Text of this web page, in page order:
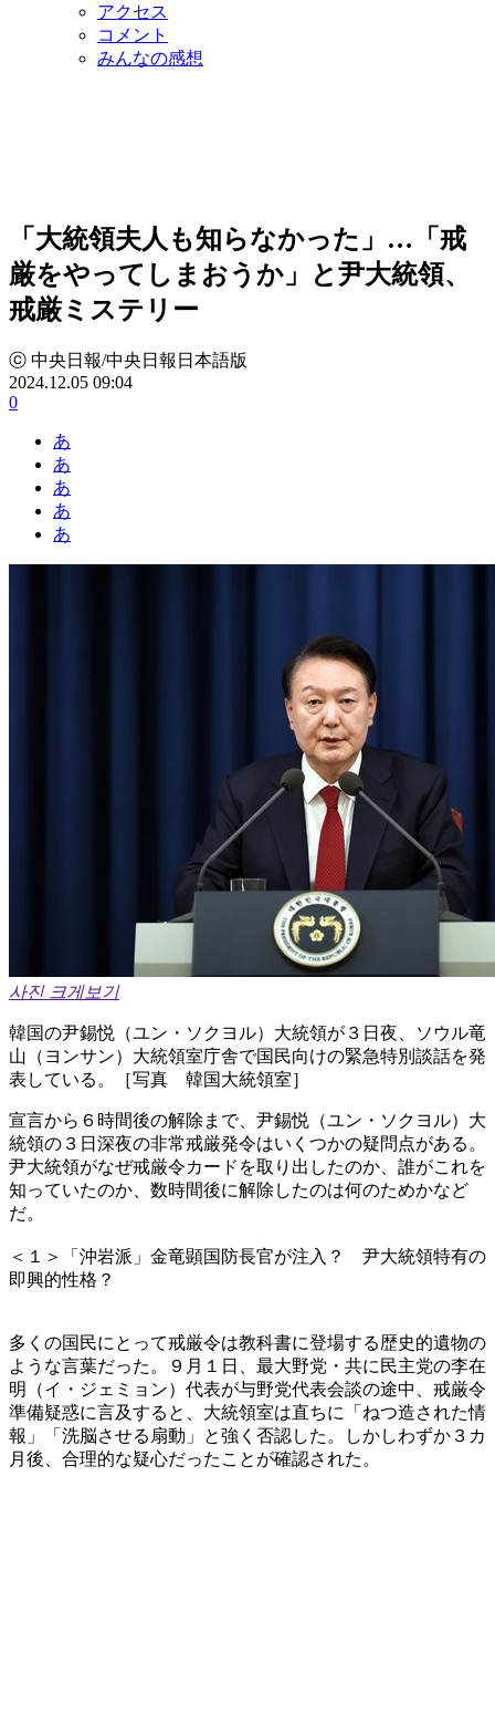
アクセス
コメント
みんなの感想
「大統領夫人も知らなかった」…「戒
厳をやってしまおうか」と尹大統領、
戒厳ミステリー
ⓒ 中央日報/中央日報日本語版
2024.12.05 09:04
0
あ
あ
あ
あ
あ
사진 크게보기
韓国の尹錫悦（ユン・ソクヨル）大統領が３日夜、ソウル竜
山（ヨンサン）大統領室庁舎で国民向けの緊急特別談話を発
表している。［写真 韓国大統領室］
宣言から６時間後の解除まで、尹錫悦（ユン・ソクヨル）大
統領の３日深夜の非常戒厳発令はいくつかの疑問点がある。
尹大統領がなぜ戒厳令カードを取り出したのか、誰がこれを
知っていたのか、数時間後に解除したのは何のためかなど
だ。
＜１＞「沖岩派」金竜顕国防長官が注入？ 尹大統領特有の
即興的性格？
多くの国民にとって戒厳令は教科書に登場する歴史的遺物の
ような言葉だった。９月１日、最大野党・共に民主党の李在
明（イ・ジェミョン）代表が与野党代表会談の途中、戒厳令
準備疑惑に言及すると、大統領室は直ちに「ねつ造された情
報」「洗脳させる扇動」と強く否認した。しかしわずか３カ
月後、合理的な疑心だったことが確認された。